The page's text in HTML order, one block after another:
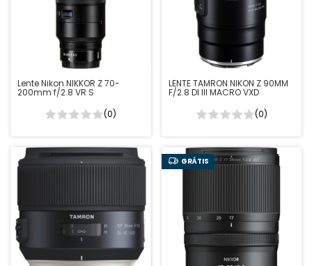
Lente Nikon NIKKOR Z 70-
200mm f/2.8 VR S
(0)
LENTE TAMRON NIKON Z 90MM
F/2.8 DI III MACRO VXD
(0)
GRÁTIS